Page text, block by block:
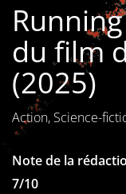
Les
Les
Les
Les
Les
du film
(2025)
Action, Science-
Note de la
7/10